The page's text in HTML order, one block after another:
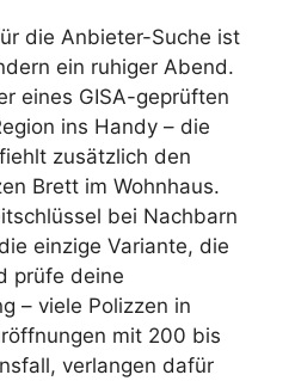
die Anbieter-Suche ist
ein ruhiger Abend.
eines GISA-geprüften
ins Handy – die
zusätzlich den
Brett im Wohnhaus.
bei Nachbarn
einzige Variante, die
prüfe deine
– viele Polizzen in
mit 200 bis
verlangen dafür